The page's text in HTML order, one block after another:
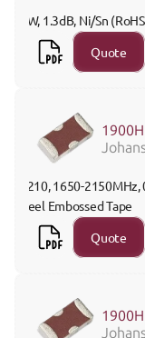
3W, 1.3dB, Ni/Sn
Quote
1210, 1650-2150MHz,
Reel Embossed Tape
Quote